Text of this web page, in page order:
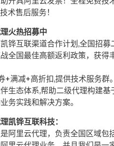
术售后服务！
火热招募中
铧互联渠道合作计划,全国招募
全国最佳高额返利政策，获得
+满减+高折扣,提供技术服务群。
生态体系,帮助二级代理构建基
务实践和解决方案。
凯铧互联科技：
阿里云代理，负责全国区域包